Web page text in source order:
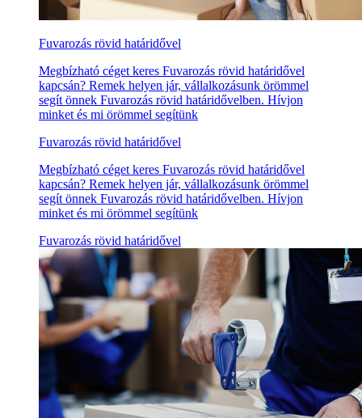
Fuvarozás rövid határidővel
Megbízható céget keres Fuvarozás rövid határidővel
kapcsán? Remek helyen jár, vállalkozásunk örömmel
segít önnek Fuvarozás rövid határidővelben. Hívjon
minket és mi örömmel segítünk
Fuvarozás rövid határidővel
Megbízható céget keres Fuvarozás rövid határidővel
kapcsán? Remek helyen jár, vállalkozásunk örömmel
segít önnek Fuvarozás rövid határidővelben. Hívjon
minket és mi örömmel segítünk
Fuvarozás rövid határidővel